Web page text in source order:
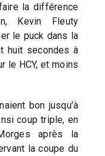
la différence
Kevin Fleuty
le puck dans la
huit secondes à
le HCY, et moins
bon jusqu’à
coup triple, en
après la
la coupe du